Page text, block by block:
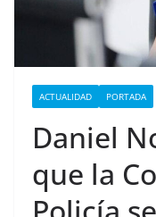
ACTUALIDAD PORTADA
Daniel
que la